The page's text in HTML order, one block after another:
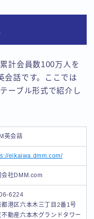
計会員数100万人を
会話です。ここでは
ーブル形式で紹介し
英会話
eikaiwa.dmm.com/
会社DMM.com
6224
都港区六本木三丁目2番1号
不動産六本木グランドタワー